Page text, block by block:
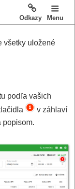
Odkazy Menu
všetky uložené
podľa vašich
v záhlaví
popisom.